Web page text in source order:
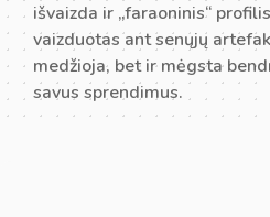
išvaizda ir „faraoninis“
vaizduotas ant senųjų
medžioja, bet ir mėgsta
savus sprendimus.